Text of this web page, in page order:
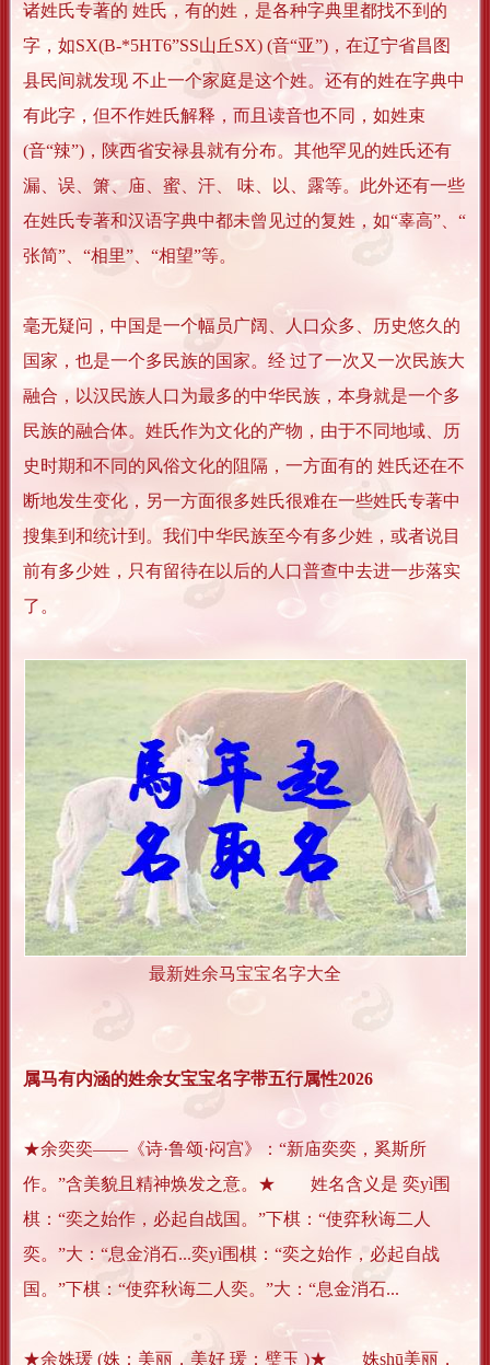
诸姓氏专著的 姓氏，有的姓，是各种字典里都找不到的
字，如SX(B-*5HT6”SS山丘SX) (音“亚”)，在辽宁省昌图
县民间就发现 不止一个家庭是这个姓。还有的姓在字典中
有此字，但不作姓氏解释，而且读音也不同，如姓束
(音“辣”)，陕西省安禄县就有分布。其他罕见的姓氏还有
漏、误、箫、庙、蜜、汗、 味、以、露等。此外还有一些
在姓氏专著和汉语字典中都未曾见过的复姓，如“辜高”、“
张简”、“相里”、“相望”等。
毫无疑问，中国是一个幅员广阔、人口众多、历史悠久的
国家，也是一个多民族的国家。经 过了一次又一次民族大
融合，以汉民族人口为最多的中华民族，本身就是一个多
民族的融合体。姓氏作为文化的产物，由于不同地域、历
史时期和不同的风俗文化的阻隔，一方面有的 姓氏还在不
断地发生变化，另一方面很多姓氏很难在一些姓氏专著中
搜集到和统计到。我们中华民族至今有多少姓，或者说目
前有多少姓，只有留待在以后的人口普查中去进一步落实
了。
最新姓余马宝宝名字大全
属马有内涵的姓余女宝宝名字带五行属性2026
★余奕奕——《诗·鲁颂·闷宫》：“新庙奕奕，奚斯所
作。”含美貌且精神焕发之意。★ 姓名含义是 奕yì围
棋：“奕之始作，必起自战国。”下棋：“使弈秋诲二人
奕。”大：“息金消石...奕yì围棋：“奕之始作，必起自战
国。”下棋：“使弈秋诲二人奕。”大：“息金消石...
★余姝瑗 (姝：美丽，美好 瑗：璧玉 )★ 姝shū美丽，